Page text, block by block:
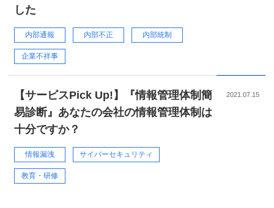
した
内部通報 内部不正 内部統制
企業不祥事
【サービスPick Up!】『情報管理体制簡
易診断』あなたの会社の情報管理体制は
十分ですか？
情報漏洩 サイバーセキュリティ
教育・研修
2021.07.15